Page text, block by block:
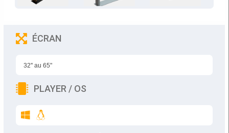
ÉCRAN
32'' au 65"
PLAYER / OS